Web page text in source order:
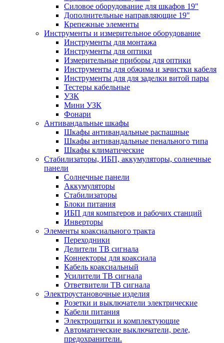
Силовое оборудование для шкафов 19"
Дополнительные направляющие 19"
Крепежные элементы
Инструменты и измерительное оборудование
Инструменты для монтажа
Инструменты для оптики
Измерительные приборы для оптики
Инструменты для обжима и зачистки кабеля
Инструменты для для заделки витой пары
Тестеры кабельные
УЗК
Мини УЗК
Фонари
Антивандальные шкафы
Шкафы антивандальные распашные
Шкафы антивандальные пенального типа
Шкафы климатические
Стабилизаторы, ИБП, аккумуляторы, солнечные
панели
Солнечные панели
Аккумуляторы
Стабилизаторы
Блоки питания
ИБП для компьтеров и рабочих станций
Инверторы
Элементы коаксиального тракта
Переходники
Делители ТВ сигнала
Коннекторы для коаксиала
Кабель коаксиальный
Усилители ТВ сигнала
Ответвители ТВ сигнала
Электроустановочные изделия
Розетки и выключатели электрические
Кабели питания
Электрощитки и комплектующие
Автоматические выключатели, реле,
предохранители.